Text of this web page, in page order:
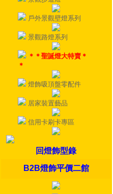
戶外景觀壁燈系列
景觀路燈系列
＊＊聖誕燈大特賣＊
＊
燈飾吸頂盤零配件
居家裝置藝品
信用卡刷卡專區
回燈飾型錄
B2B燈飾平價二館